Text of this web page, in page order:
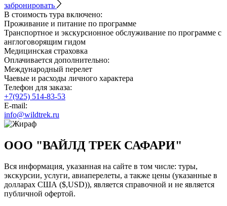
забронировать
В стоимость тура включено:
Проживание и питание по программе
Транспортное и экскурсионное обслуживание по программе с
англоговорящим гидом
Медицинская страховка
Оплачивается дополнительно:
Международный перелет
Чаевые и расходы личного характера
Телефон для заказа:
+7(925) 514-83-53
E-mail:
info@wildtrek.ru
ООО "ВАЙЛД ТРЕК САФАРИ"
Вся информация, указанная на сайте в том числе: туры,
экскурсии, услуги, авиаперелеты, а также цены (указанные в
долларах США ($,USD)), является справочной и не является
публичной офертой.